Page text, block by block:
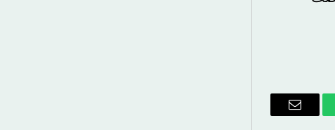
البريد